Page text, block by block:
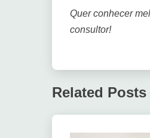
Quer conhecer
consultor!
Related Posts